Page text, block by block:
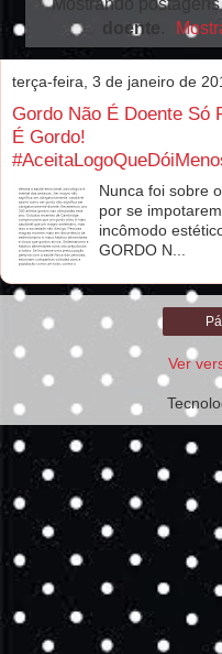
Mostrando
doente.
terça-feira, 3 de janeiro de
Gordo Não É Doente Só
É Gordo!
Nunca foi sobre
por se
incômodo
GORDO N...
Ver